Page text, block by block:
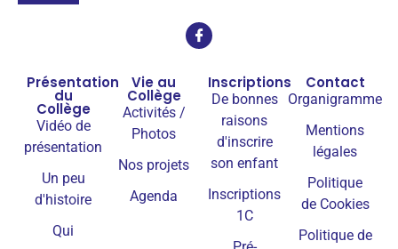
Présentation
du
Collège
Vidéo de
présentation
Un peu
d'histoire
Qui
Vie au
Collège
Activités /
Photos
Nos projets
Agenda
Inscriptions
De bonnes
raisons
d'inscrire
son enfant
Inscriptions
1C
Contact
Organigramme
Mentions
légales
Politique
de Cookies
Politique de